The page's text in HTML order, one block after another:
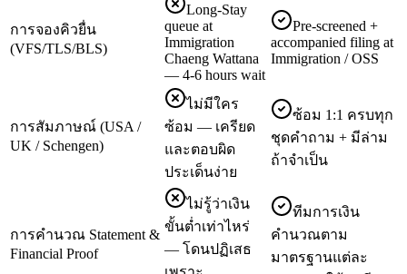
การจองคิวยื่น
(VFS/TLS/BLS)
Long-Stay
queue at
Immigration
Chaeng Wattana
— 4-6 hours wait
Pre-screened +
accompanied filing at
Immigration / OSS
การสัมภาษณ์ (USA /
UK / Schengen)
ไม่มีใคร
ซ้อม — เครียด
และตอบผิด
ประเด็นง่าย
ซ้อม 1:1 ครบทุก
ชุดคำถาม + มีล่าม
ถ้าจำเป็น
การคำนวณ Statement &
Financial Proof
ไม่รู้ว่าเงิน
ขั้นต่ำเท่าไหร่
— โดนปฏิเสธ
ทีมการเงิน
คำนวณตาม
มาตรฐานแต่ละ